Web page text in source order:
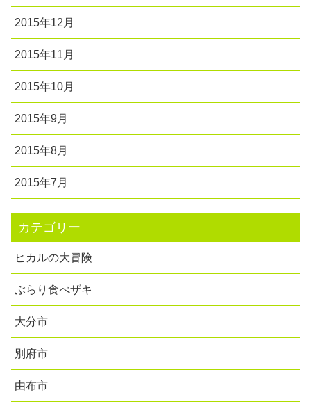
2015年12月
2015年11月
2015年10月
2015年9月
2015年8月
2015年7月
カテゴリー
ヒカルの大冒険
ぶらり食べザキ
大分市
別府市
由布市